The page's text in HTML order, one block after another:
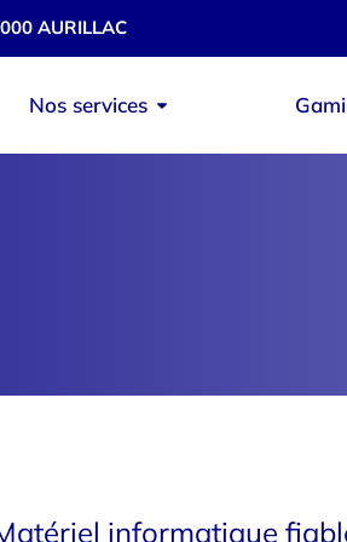
AURILLAC
Nos services
informatique